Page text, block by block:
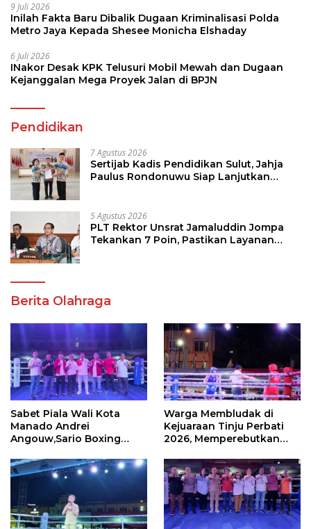
9 Juli 2026
Inilah Fakta Baru Dibalik Dugaan Kriminalisasi Polda
Metro Jaya Kepada Shesee Monicha Elshaday
6 Juli 2026
INakor Desak KPK Telusuri Mobil Mewah dan Dugaan
Kejanggalan Mega Proyek Jalan di BPJN
Pendidikan
7 Agustus 2026
Sertijab Kadis Pendidikan Sulut, Jahja
Paulus Rondonuwu Siap Lanjutkan
5 Agustus 2026
PLT Rektor Unsrat Jamaluddin Jompa
Tekankan 7 Poin, Pastikan Layanan
Berita Olahraga
Sabet Piala Wali Kota
Manado Andrei
Angouw,Sario Boxing
Perbati 2026
Warga Membludak di
Kejuaraan Tinju Perbati
2026, Memperebutkan